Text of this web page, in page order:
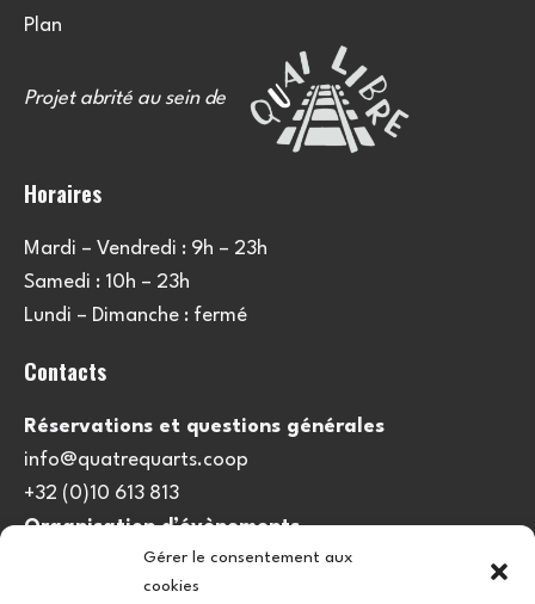
Gérer le consentement aux
cookies
Plan
Projet abrité au sein de
Horaires
Mardi – Vendredi : 9h – 23h
Samedi : 10h – 23h
Lundi – Dimanche : fermé
Contacts
Réservations et questions générales
info@quatrequarts.coop
+32 (0)10 613 813
Organisation d’évènements
viedulieu@quatrequarts.coop